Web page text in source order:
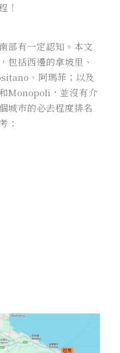
！
部有一定認知。本文
包括西邊的拿坡里、
、阿瑪菲；以及
Monopoli，並沒有介
城市的必去程度排名
：